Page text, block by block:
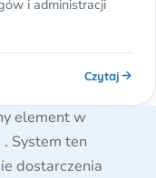
i administracji
Czytaj
element w
System ten
dostarczenia